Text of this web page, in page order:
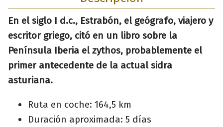
En el siglo I d.c., Estrabón, el geógrafo, viajero y
escritor griego, citó en un libro sobre la
Península Iberia el zythos, probablemente el
primer antecedente de la actual sidra
asturiana.
Ruta en coche: 164,5 km
Duración aproximada: 5 días